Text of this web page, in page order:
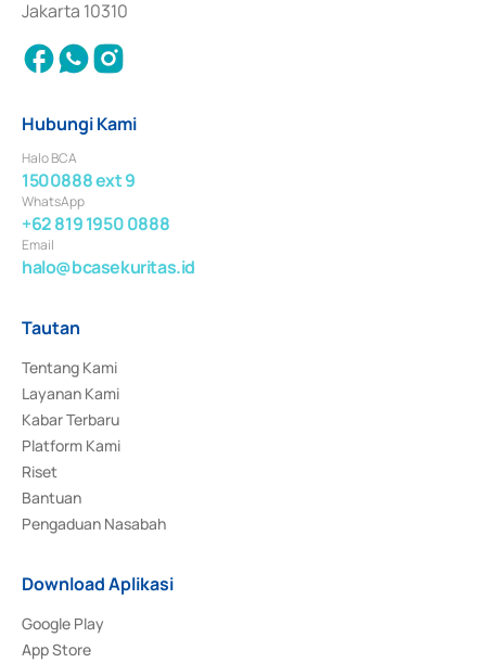
Jakarta 10310
Hubungi Kami
Halo BCA
1500888 ext 9
WhatsApp
+62 819 1950 0888
Email
halo@bcasekuritas.id
Tautan
Tentang Kami
Layanan Kami
Kabar Terbaru
Platform Kami
Riset
Bantuan
Pengaduan Nasabah
Download Aplikasi
Google Play
App Store